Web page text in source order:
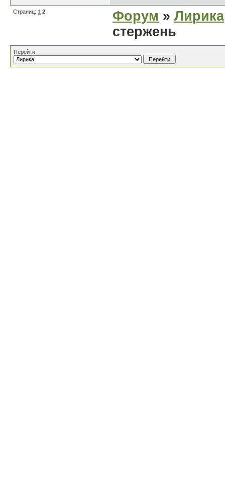
Страниц: 1 2 Форум » Лирика
стержень
Перейти